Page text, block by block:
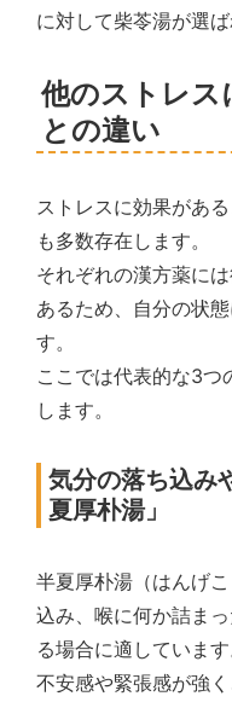
に対して柴苓湯が選
他のストレス
との違い
ストレスに効果があ
も多数存在します。
それぞれの漢方薬に
あるため、自分の状
す。
ここでは代表的な3つ
します。
気分の落ち込み
夏厚朴湯」
半夏厚朴湯（はんげ
込み、喉に何か詰ま
る場合に適しています
不安感や緊張感が強